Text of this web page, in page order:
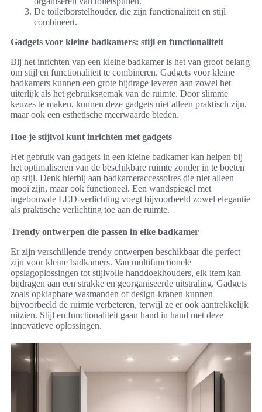
De toiletborstelhouder, die zijn functionaliteit en stijl
combineert.
Gadgets voor kleine badkamers: stijl en functionaliteit
Bij het inrichten van een kleine badkamer is het van groot belang
om stijl en functionaliteit te combineren. Gadgets voor kleine
badkamers kunnen een grote bijdrage leveren aan zowel het
uiterlijk als het gebruiksgemak van de ruimte. Door slimme
keuzes te maken, kunnen deze gadgets niet alleen praktisch zijn,
maar ook een esthetische meerwaarde bieden.
Hoe je stijlvol kunt inrichten met gadgets
Het gebruik van gadgets in een kleine badkamer kan helpen bij
het optimaliseren van de beschikbare ruimte zonder in te boeten
op stijl. Denk hierbij aan badkameraccessoires die niet alleen
mooi zijn, maar ook functioneel. Een wandspiegel met
ingebouwde LED-verlichting voegt bijvoorbeeld zowel elegantie
als praktische verlichting toe aan de ruimte.
Trendy ontwerpen die passen in elke badkamer
Er zijn verschillende trendy ontwerpen beschikbaar die perfect
zijn voor kleine badkamers. Van multifunctionele
opslagoplossingen tot stijlvolle handdoekhouders, elk item kan
bijdragen aan een strakke en georganiseerde uitstraling. Gadgets
zoals opklapbare wasmanden of design-kranen kunnen
bijvoorbeeld de ruimte verbeteren, terwijl ze er ook aantrekkelijk
uitzien. Stijl en functionaliteit gaan hand in hand met deze
innovatieve oplossingen.